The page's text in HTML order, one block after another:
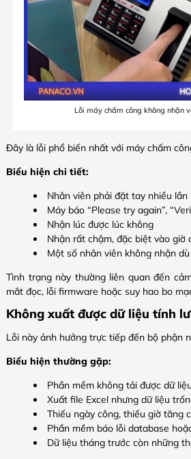
Lỗi máy chấm công không nhận
Đây là lỗi phổ biến nhất với máy chấm
Biểu hiện chi tiết:
Nhân viên phải đặt tay nhiều lần
Máy báo “Please try again”,
Nhận lúc được lúc không
Nhận rất chậm, đặc biệt vào giờ
Một số nhân viên không nhận
Tình trạng này thường liên quan đến
mắt đọc, lỗi firmware hoặc suy hao bo
Không xuất được dữ liệu tính
Lỗi này ảnh hưởng trực tiếp đến bộ phận
Biểu hiện thường gặp:
Phần mềm không tải được dữ
Xuất file Excel nhưng dữ liệu
Thiếu ngày công, thiếu giờ tăng
Phần mềm báo lỗi database
Dữ liệu tháng trước còn những